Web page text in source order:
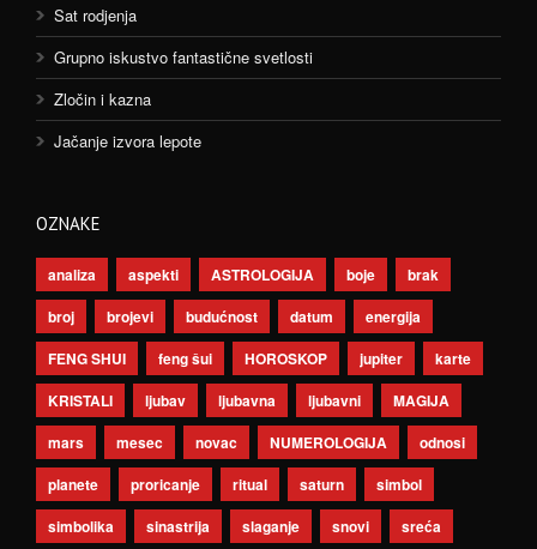
Sat rodjenja
Grupno iskustvo fantastične svetlosti
Zločin i kazna
Jačanje izvora lepote
OZNAKE
analiza aspekti ASTROLOGIJA boje
brak
broj
brojevi budućnost datum
energija
FENG SHUI
feng šui HOROSKOP jupiter
karte
KRISTALI
ljubav ljubavna ljubavni
MAGIJA
mars
mesec novac NUMEROLOGIJA
odnosi
planete
proricanje ritual saturn
simbol
simbolika
sinastrija slaganje snovi sreća